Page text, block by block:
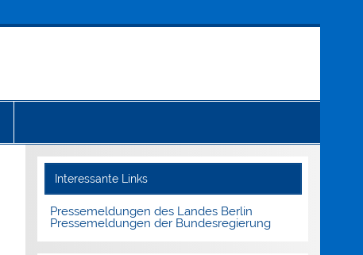
Interessante Links
Pressemeldungen des Landes Berlin
Pressemeldungen der Bundesregierung